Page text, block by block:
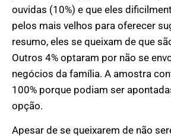
ouvidas (10%) e que eles
pelos mais velhos para oferecer
resumo, eles se queixam de que
Outros 4% optaram por não se
negócios da família. A amostra
100% porque podiam ser
opção.
Apesar de se queixarem de não